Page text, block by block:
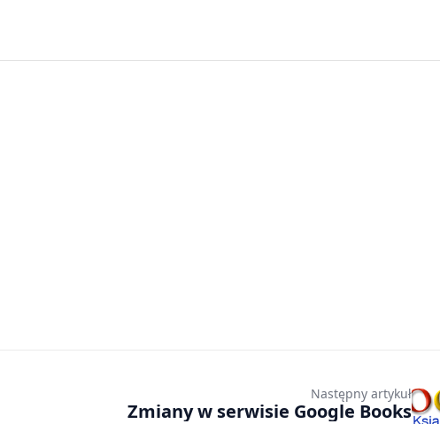
Następny artykuł
Zmiany w serwisie Google Books